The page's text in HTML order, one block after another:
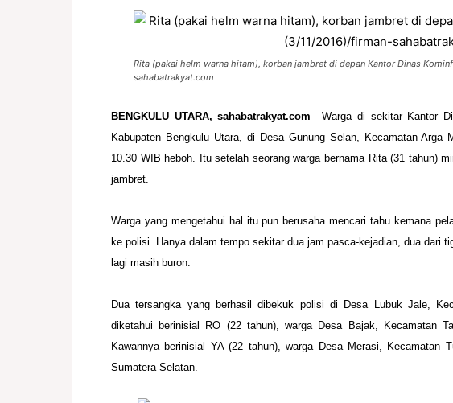
Rita (pakai helm warna hitam), korban jambret di depan Kantor Dinas
sahabatrakyat.com
BENGKULU UTARA, sahabatrakyat.com– Warga di sekitar Kantor
Kabupaten Bengkulu Utara, di Desa Gunung Selan, Kecamatan Arga
10.30 WIB heboh. Itu setelah seorang warga bernama Rita (31 tahun)
jambret.
Warga yang mengetahui hal itu pun berusaha mencari tahu kemana
ke polisi. Hanya dalam tempo sekitar dua jam pasca-kejadian, dua dari
lagi masih buron.
Dua tersangka yang berhasil dibekuk polisi di Desa Lubuk Jale,
diketahui berinisial RO (22 tahun), warga Desa Bajak, Kecamatan
Kawannya berinisial YA (22 tahun), warga Desa Merasi, Kecamatan
Sumatera Selatan.